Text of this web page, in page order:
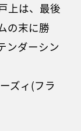
上は、最後
の末に勝
ンダーシン
ズィ(フラ